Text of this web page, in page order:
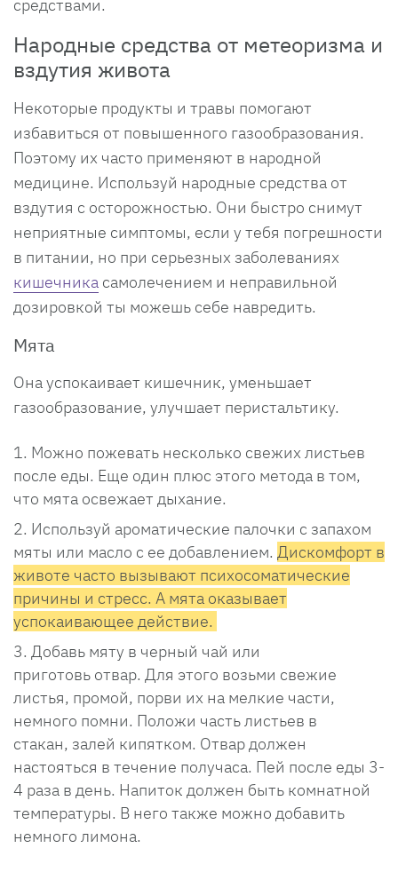
средствами.
Народные средства от метеоризма и
вздутия живота
Некоторые продукты и травы помогают
избавиться от повышенного газообразования.
Поэтому их часто применяют в народной
медицине. Используй народные средства от
вздутия с осторожностью. Они быстро снимут
неприятные симптомы, если у тебя погрешности
в питании, но при серьезных заболеваниях
кишечника самолечением и неправильной
дозировкой ты можешь себе навредить.
Мята
Она успокаивает кишечник, уменьшает
газообразование, улучшает перистальтику.
Можно пожевать несколько свежих листьев
после еды. Еще один плюс этого метода в том,
что мята освежает дыхание.
Используй ароматические палочки с запахом
мяты или масло с ее добавлением. Дискомфорт в
животе часто вызывают психосоматические
причины и стресс. А мята оказывает
успокаивающее действие.
Добавь мяту в черный чай или
приготовь отвар. Для этого возьми свежие
листья, промой, порви их на мелкие части,
немного помни. Положи часть листьев в
стакан, залей кипятком. Отвар должен
настояться в течение получаса. Пей после еды 3-
4 раза в день. Напиток должен быть комнатной
температуры. В него также можно добавить
немного лимона.